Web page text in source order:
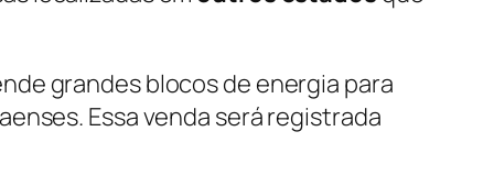
grandes blocos de energia para
Essa venda será registrada